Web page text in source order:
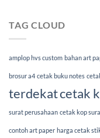
TAG CLOUD
amplop hvs custom bahan art
brosur a4 cetak buku notes
terdekatcetak
surat perusahaan cetak kop
contoh art paper harga cetak